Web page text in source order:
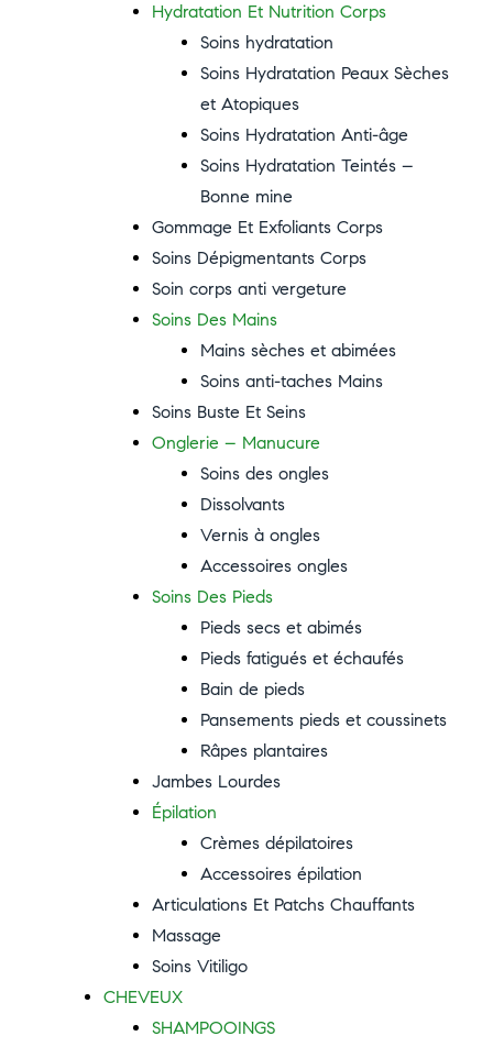
Hydratation Et Nutrition Corps
Soins hydratation
Soins Hydratation Peaux Sèches
et Atopiques
Soins Hydratation Anti-âge
Soins Hydratation Teintés –
Bonne mine
Gommage Et Exfoliants Corps
Soins Dépigmentants Corps
Soin corps anti vergeture
Soins Des Mains
Mains sèches et abimées
Soins anti-taches Mains
Soins Buste Et Seins
Onglerie – Manucure
Soins des ongles
Dissolvants
Vernis à ongles
Accessoires ongles
Soins Des Pieds
Pieds secs et abimés
Pieds fatigués et échaufés
Bain de pieds
Pansements pieds et coussinets
Râpes plantaires
Jambes Lourdes
Épilation
Crèmes dépilatoires
Accessoires épilation
Articulations Et Patchs Chauffants
Massage
Soins Vitiligo
CHEVEUX
SHAMPOOINGS